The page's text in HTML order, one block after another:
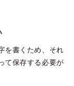
を書くため、それ
て保存する必要が